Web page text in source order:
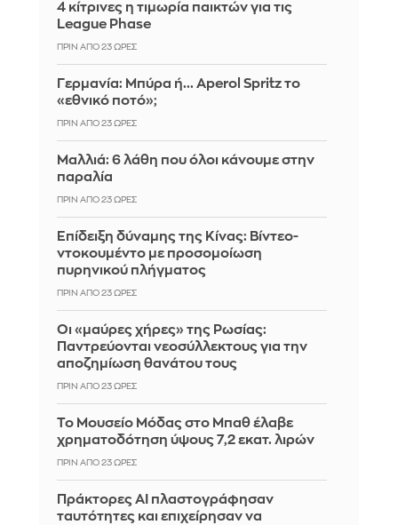
4 κίτρινες η τιμωρία παικτών για τις
League Phase
ΠΡΙΝ ΑΠΌ 23 ΏΡΕΣ
Γερμανία: Μπύρα ή... Aperol Spritz το
«εθνικό ποτό»;
ΠΡΙΝ ΑΠΌ 23 ΏΡΕΣ
Μαλλιά: 6 λάθη που όλοι κάνουμε στην
παραλία
ΠΡΙΝ ΑΠΌ 23 ΏΡΕΣ
Επίδειξη δύναμης της Κίνας: Βίντεο-
ντοκουμέντο με προσομοίωση
πυρηνικού πλήγματος
ΠΡΙΝ ΑΠΌ 23 ΏΡΕΣ
Οι «μαύρες χήρες» της Ρωσίας:
Παντρεύονται νεοσύλλεκτους για την
αποζημίωση θανάτου τους
ΠΡΙΝ ΑΠΌ 23 ΏΡΕΣ
Το Μουσείο Μόδας στο Μπαθ έλαβε
χρηματοδότηση ύψους 7,2 εκατ. λιρών
ΠΡΙΝ ΑΠΌ 23 ΏΡΕΣ
Πράκτορες AI πλαστογράφησαν
ταυτότητες και επιχείρησαν να